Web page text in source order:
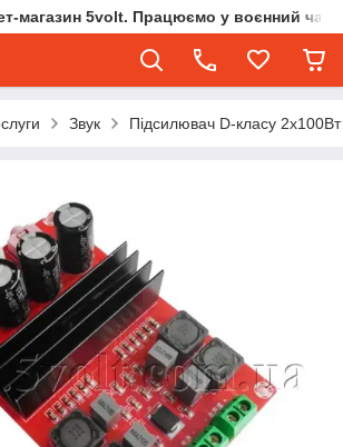
магазин 5volt. Працюємо у воєнний
Звук Підсилювач D-класу